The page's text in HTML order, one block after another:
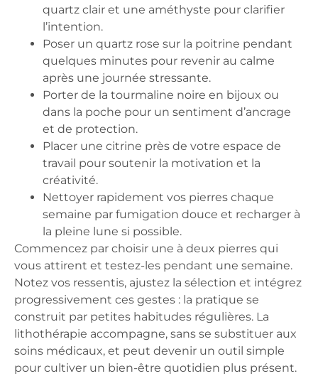
quartz clair et une améthyste pour clarifier
l’intention.
Poser un quartz rose sur la poitrine pendant
quelques minutes pour revenir au calme
après une journée stressante.
Porter de la tourmaline noire en bijoux ou
dans la poche pour un sentiment d’ancrage
et de protection.
Placer une citrine près de votre espace de
travail pour soutenir la motivation et la
créativité.
Nettoyer rapidement vos pierres chaque
semaine par fumigation douce et recharger à
la pleine lune si possible.
Commencez par choisir une à deux pierres qui
vous attirent et testez-les pendant une semaine.
Notez vos ressentis, ajustez la sélection et intégrez
progressivement ces gestes : la pratique se
construit par petites habitudes régulières. La
lithothérapie accompagne, sans se substituer aux
soins médicaux, et peut devenir un outil simple
pour cultiver un bien-être quotidien plus présent.